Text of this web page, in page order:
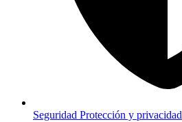
Seguridad Protección y privacidad